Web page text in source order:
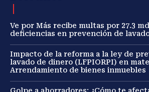
Ve por Más recibe multas por 27.3
deficiencias en prevención de
Impacto de la reforma a la ley de
lavado de dinero (LFPIORPI) en
Arrendamiento de bienes inmuebles